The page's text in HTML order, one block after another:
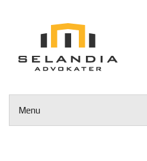
Menu